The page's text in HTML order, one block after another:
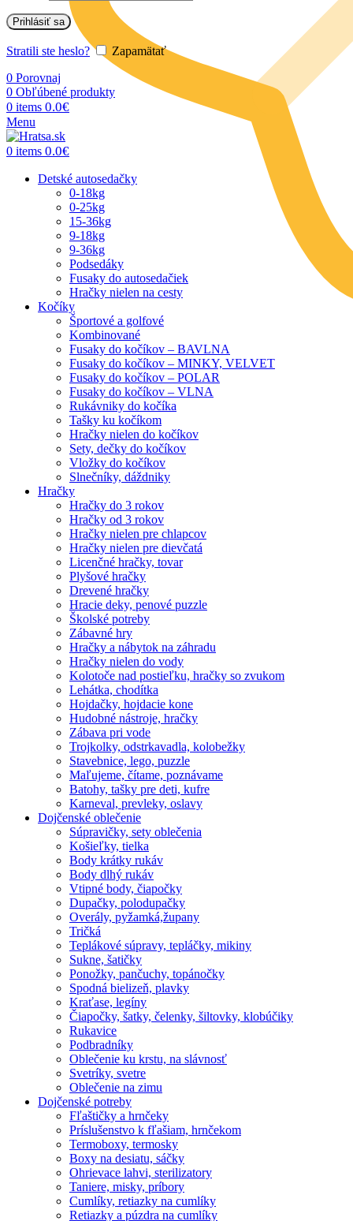
Prihlásiť sa
Stratili ste heslo?
Zapamätať
0 Porovnaj
0 Obľúbené produkty
0 items 0.0€
Menu
0 items 0.0€
Detské autosedačky
0-18kg
0-25kg
15-36kg
9-18kg
9-36kg
Podsedáky
Fusaky do autosedačiek
Hračky nielen na cesty
Kočíky
Športové a golfové
Kombinované
Fusaky do kočíkov – BAVLNA
Fusaky do kočíkov – MINKY, VELVET
Fusaky do kočíkov – POLAR
Fusaky do kočíkov – VLNA
Rukávniky do kočíka
Tašky ku kočíkom
Hračky nielen do kočíkov
Sety, dečky do kočíkov
Vložky do kočíkov
Slnečníky, dáždniky
Hračky
Hračky do 3 rokov
Hračky od 3 rokov
Hračky nielen pre chlapcov
Hračky nielen pre dievčatá
Licenčné hračky, tovar
Plyšové hračky
Drevené hračky
Hracie deky, penové puzzle
Školské potreby
Zábavné hry
Hračky a nábytok na záhradu
Hračky nielen do vody
Kolotoče nad postieľku, hračky so zvukom
Lehátka, chodítka
Hojdačky, hojdacie kone
Hudobné nástroje, hračky
Zábava pri vode
Trojkolky, odstrkavadla, kolobežky
Stavebnice, lego, puzzle
Maľujeme, čítame, poznávame
Batohy, tašky pre deti, kufre
Karneval, prevleky, oslavy
Dojčenské oblečenie
Súpravičky, sety oblečenia
Košieľky, tielka
Body krátky rukáv
Body dlhý rukáv
Vtipné body, čiapočky
Dupačky, polodupačky
Overály, pyžamká,župany
Tričká
Teplákové súpravy, tepláčky, mikiny
Sukne, šatičky
Ponožky, pančuchy, topánočky
Spodná bielizeň, plavky
Kraťase, legíny
Čiapočky, šatky, čelenky, šiltovky, klobúčiky
Rukavice
Podbradníky
Oblečenie ku krstu, na slávnosť
Svetríky, svetre
Oblečenie na zimu
Dojčenské potreby
Fľaštičky a hrnčeky
Príslušenstvo k fľašiam, hrnčekom
Termoboxy, termosky
Boxy na desiatu, sáčky
Ohrievace lahvi, sterilizatory
Taniere, misky, príbory
Cumlíky, retiazky na cumlíky
Retiazky a púzdra na cumlíky